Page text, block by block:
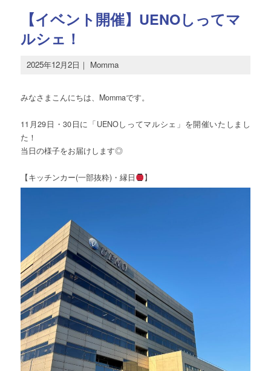
【イベント開催】UENOしってマ
ルシェ！
2025年12月2日 ｜ Momma
みなさまこんにちは、Mommaです。
11月29日・30日に「UENOしってマルシェ」を開催いたしまし
た！
当日の様子をお届けします◎
【キッチンカー(一部抜粋)・縁日 】